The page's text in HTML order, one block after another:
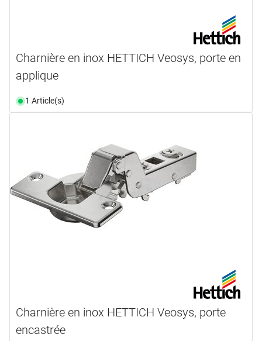
Charnière en inox HETTICH Veosys, porte en
applique
1 Article(s)
Charnière en inox HETTICH Veosys, porte
encastrée